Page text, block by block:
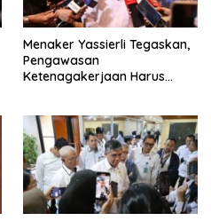
Menaker Yassierli Tegaskan,
Pengawasan
Ketenagakerjaan Harus